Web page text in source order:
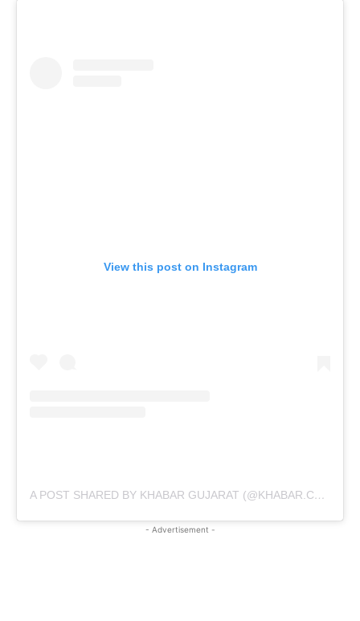
View this post on Instagram
A POST SHARED BY KHABAR GUJARAT (@KHABAR.COMMUNICATION)
- Advertisement -